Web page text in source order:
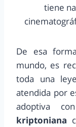
tiene
De esa
mundo, es
toda una
atendida por
adoptiva
kriptoniana